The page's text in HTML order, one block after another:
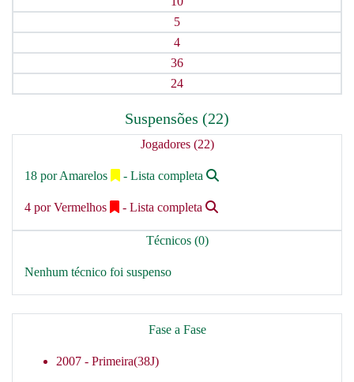
5
4
36
24
Suspensões (22)
Jogadores (22)
18 por Amarelos - Lista completa
4 por Vermelhos - Lista completa
Técnicos (0)
Nenhum técnico foi suspenso
Fase a Fase
2007 - Primeira(38J)